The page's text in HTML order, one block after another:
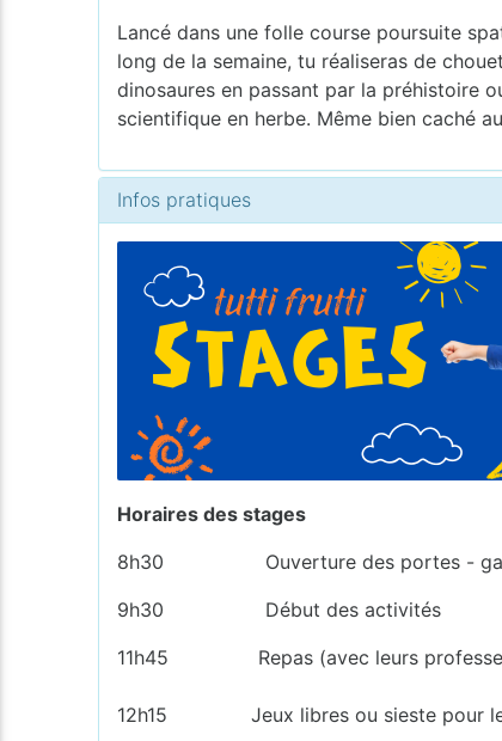
Lancé dans une folle course poursuite
long de la semaine, tu réaliseras de
dinosaures en passant par la préhistoire
scientifique en herbe. Même bien caché
Infos pratiques
Horaires des stages
8h30 Ouverture des portes -
9h30 Début des activités
11h45 Repas (avec leurs
12h15 Jeux libres ou sieste pour